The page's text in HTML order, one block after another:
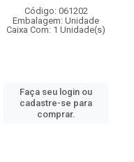
Código: 061202
Embalagem: Unidade
Caixa Com: 1 Unidade(s)
Faça seu login ou
cadastre-se para
comprar.